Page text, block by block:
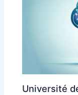
Université